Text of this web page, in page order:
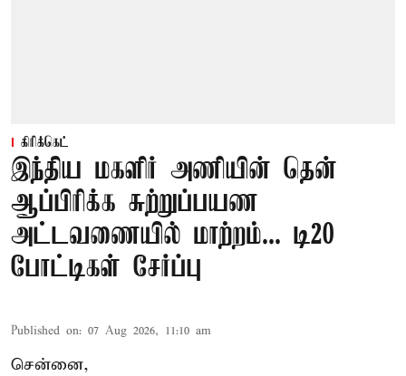
கிரிக்கெட்
இந்திய மகளிர் அணியின் தென்
ஆப்பிரிக்க சுற்றுப்பயண
அட்டவணையில் மாற்றம்... டி20
போட்டிகள் சேர்ப்பு
Published on: 07 Aug 2026, 11:10 am
சென்னை,